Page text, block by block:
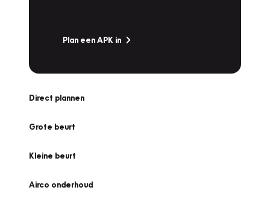
Plan een APK in
Direct plannen
Grote beurt
Kleine beurt
Airco onderhoud